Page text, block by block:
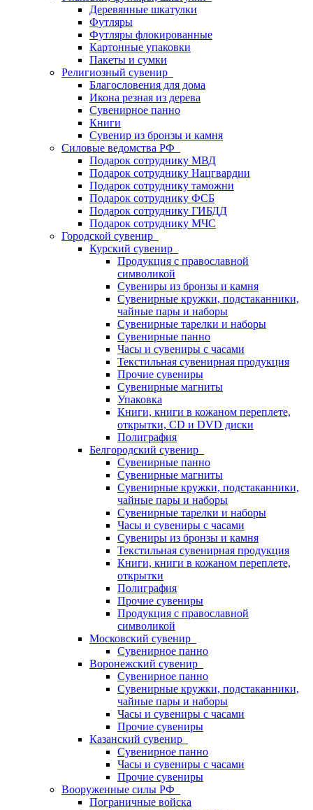
Деревянные шкатулки
Футляры
Футляры флокированные
Картонные упаковки
Пакеты и сумки
Религиозный сувенир
Благословения для дома
Икона резная из дерева
Сувенирное панно
Книги
Сувенир из бронзы и камня
Силовые ведомства РФ
Подарок сотруднику МВД
Подарок сотруднику Нацгвардии
Подарок сотруднику таможни
Подарок сотруднику ФСБ
Подарок сотруднику ГИБДД
Подарок сотруднику МЧС
Городской сувенир
Курский сувенир
Продукция с православной
символикой
Сувениры из бронзы и камня
Сувенирные кружки, подстаканники,
чайные пары и наборы
Сувенирные тарелки и наборы
Сувенирные панно
Часы и сувениры с часами
Текстильная сувенирная продукция
Прочие сувениры
Сувенирные магниты
Упаковка
Книги, книги в кожаном переплете,
открытки, CD и DVD диски
Полиграфия
Белгородский сувенир
Сувенирные панно
Сувенирные магниты
Сувенирные кружки, подстаканники,
чайные пары и наборы
Сувенирные тарелки и наборы
Часы и сувениры с часами
Сувениры из бронзы и камня
Текстильная сувенирная продукция
Книги, книги в кожаном переплете,
открытки
Полиграфия
Прочие сувениры
Продукция с православной
символикой
Московский сувенир
Сувенирное панно
Воронежский сувенир
Сувенирное панно
Сувенирные кружки, подстаканники,
чайные пары и наборы
Часы и сувениры с часами
Прочие сувениры
Казанский сувенир
Сувенирное панно
Часы и сувениры с часами
Прочие сувениры
Вооруженные силы РФ
Пограничные войска